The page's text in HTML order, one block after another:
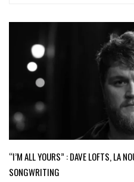
“I’M ALL YOURS” : DAVE LOFTS, LA
SONGWRITING